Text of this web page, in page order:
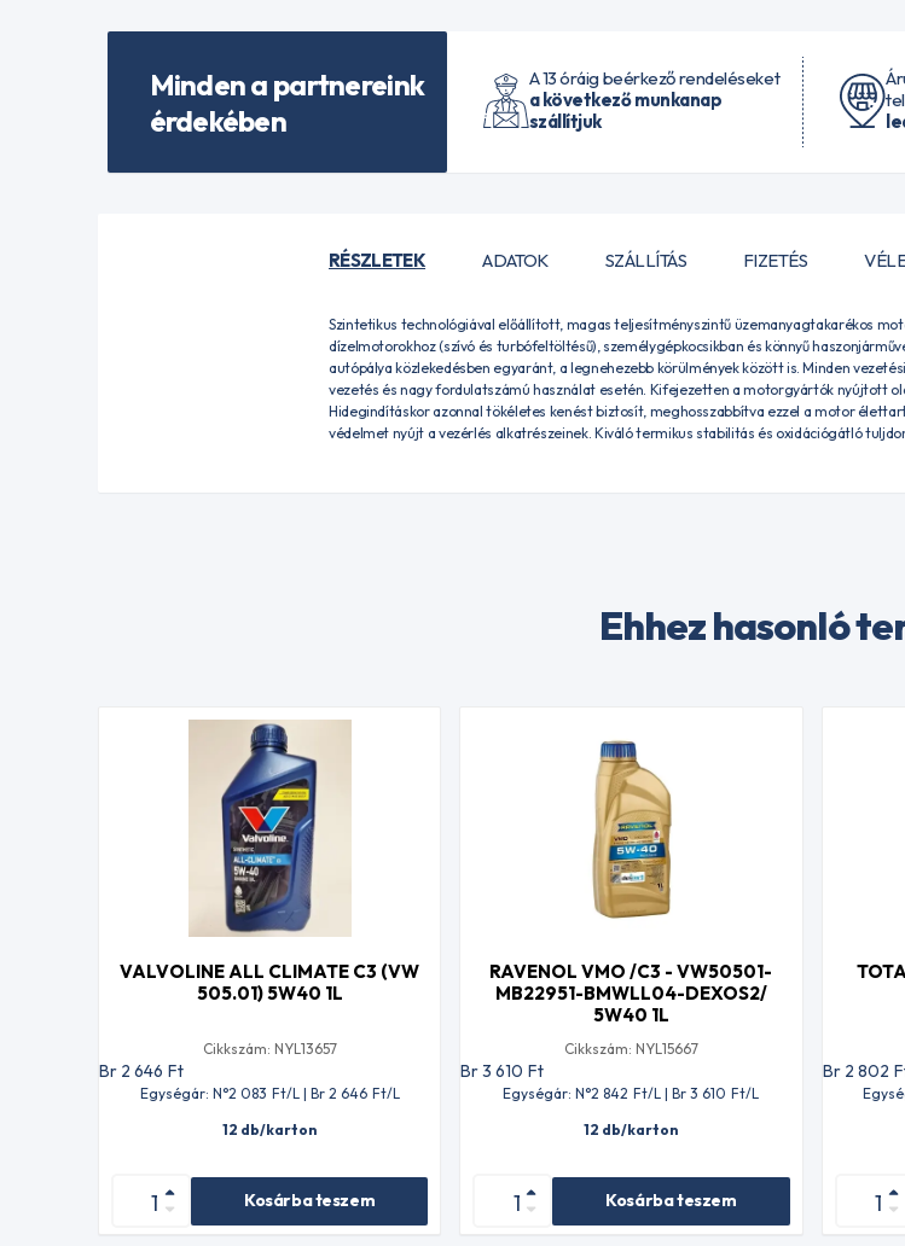
Minden a partnereink
érdekében
A 13 óráig beérkező rendeléseket
a következő munkanap
szállítjuk
RÉSZLETEK ADATOK SZÁLLÍTÁS FIZETÉS
Szintetikus technológiával előállított, magas teljesítményszintű üzemanyagtakarékos
dízelmotorokhoz (szívó és turbófeltöltésű), személygépkocsikban és könnyű
autópálya közlekedésben egyaránt, a legnehezebb körülmények között is. Minden
vezetés és nagy fordulatszámú használat esetén. Kifejezetten a motorgyártók nyújtott
Hidegindításkor azonnal tökéletes kenést biztosít, meghosszabbítva ezzel a motor
védelmet nyújt a vezérlés alkatrészeinek. Kiváló termikus stabilitás és oxidációgátló
Ehhez hasonló
VALVOLINE ALL CLIMATE C3 (VW
505.01) 5W40 1L
Cikkszám: NYL13657
Br 2 646 Ft
Egységár: N°2 083 Ft/L | Br 2 646 Ft/L
12 db/karton
Kosárba teszem
RAVENOL VMO /C3 - VW50501-
MB22951-BMWLL04-DEXOS2/
5W40 1L
Cikkszám: NYL15667
Br 3 610 Ft
Egységár: N°2 842 Ft/L | Br 3 610 Ft/L
12 db/karton
Kosárba teszem
Br 2 802